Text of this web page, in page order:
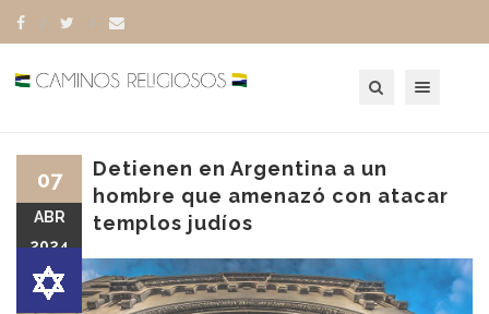
Detienen en Argentina a un
hombre que amenazó con atacar
templos judíos
07
ABR
2024